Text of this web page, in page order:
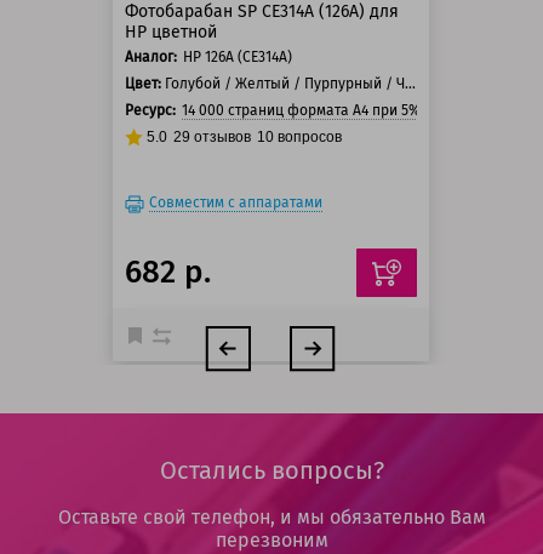
Фотобарабан SP CE314A (126A) для
HP цветной
Аналог: HP 126А (CE314A)
Цвет: Голубой / Желтый / Пурпурный / Черный
Ресурс: 14 000 страниц формата А4 при 5% заполнении
5.0 29 отзывов 10 вопросов
Совместим с аппаратами
682 р.
Остались вопросы?
Оставьте свой телефон, и мы обязательно Вам
перезвоним